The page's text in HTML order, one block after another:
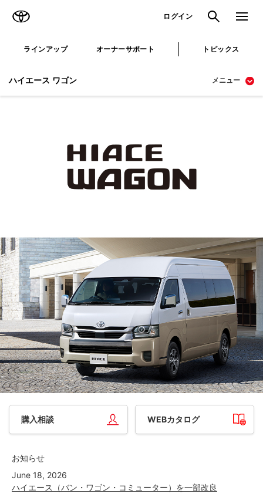
ログイン 検索 メニュ
ラインアップ オーナーサポート トピックス
ハイエース ワゴン メニュー
購入相談 WEBカタログ
お知らせ
June 18, 2026
ハイエース（バン・ワゴン・コミューター）を一部改良